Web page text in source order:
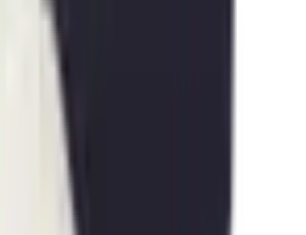
秒排气10秒为一个循环)